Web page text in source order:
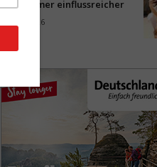
wird immer einflussreicher
30. Juli 2026